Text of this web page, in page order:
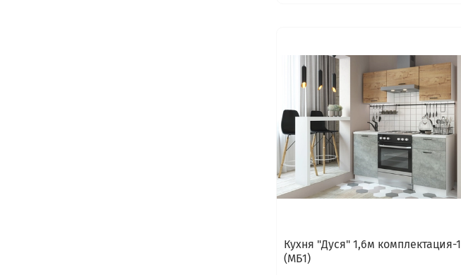
Кухня "Дуся" 1,6м комплектация-1
(МБ1)